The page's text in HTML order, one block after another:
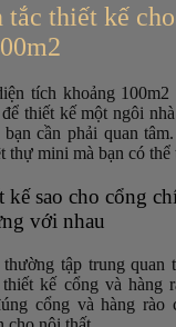
tắc thiết kế
tích khoảng
thiết kế một ngôi
cần phải quan
thự mini mà bạn có thể
kế sao cho cổng
với nhau
tập trung quan
kế cổng và hàng
cổng và hàng rào